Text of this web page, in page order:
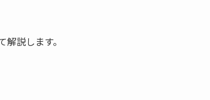
説します。